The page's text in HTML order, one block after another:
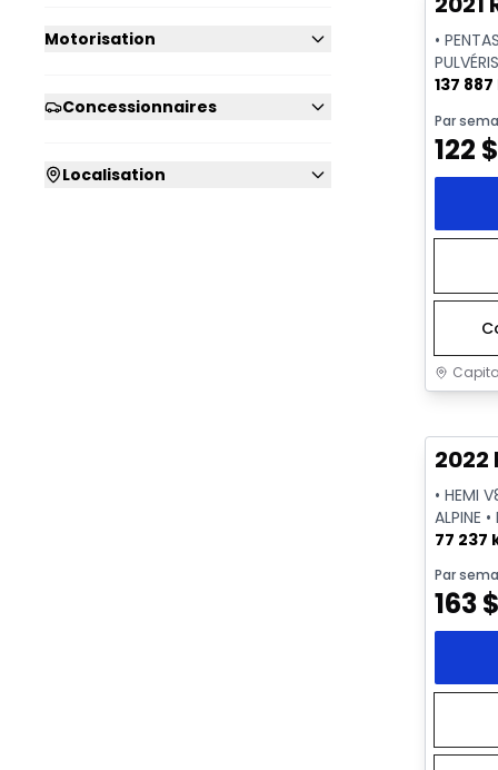
Motorisation
Concessionnaires
Localisation
•
CAMÉRA
137
Par
122 $
Très
2022
• HEMI
ALPINE
77 237
Par
163$